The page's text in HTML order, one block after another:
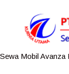
Sewa Mobil Avanza